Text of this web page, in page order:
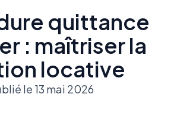
quittance
: maîtriser la
locative
le 13 mai 2026